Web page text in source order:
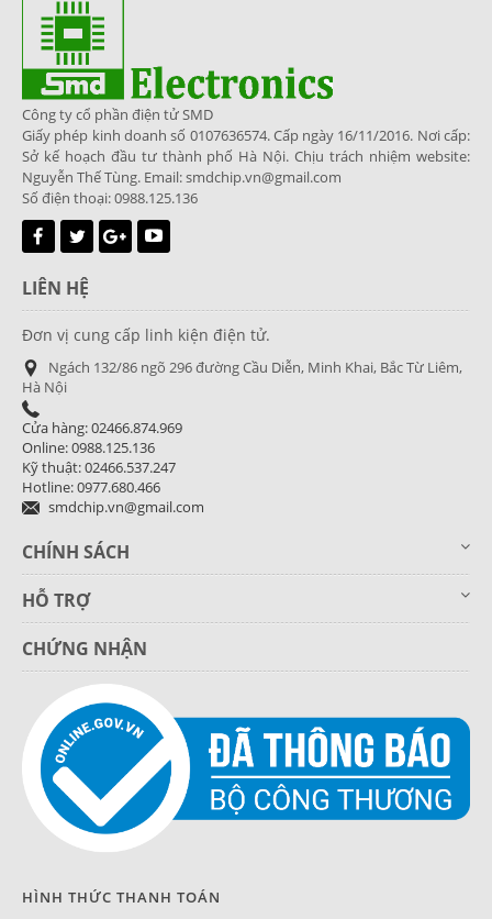
Công ty cổ phần điện tử SMD
Giấy phép kinh doanh số 0107636574. Cấp ngày 16/11/2016. Nơi cấp:
Sở kế hoạch đầu tư thành phố Hà Nội. Chịu trách nhiệm website:
Nguyễn Thế Tùng. Email: smdchip.vn@gmail.com
Số điện thoại: 0988.125.136
LIÊN HỆ
Đơn vị cung cấp linh kiện điện tử.
Ngách 132/86 ngõ 296 đường Cầu Diễn, Minh Khai, Bắc Từ Liêm,
Hà Nội
Cửa hàng: 02466.874.969
Online: 0988.125.136
Kỹ thuật: 02466.537.247
Hotline: 0977.680.466
smdchip.vn@gmail.com
CHÍNH SÁCH
HỖ TRỢ
CHỨNG NHẬN
HÌNH THỨC THANH TOÁN